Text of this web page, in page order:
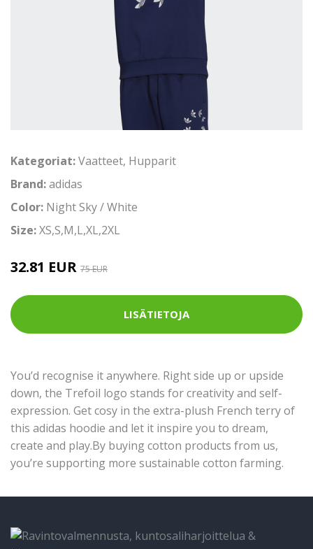
Kategoriat:Vaatteet, Hupparit
Brand:adidas
Color: Night Sky / White
Size:XS,S,M,L,XL,2XL
32.81 EUR 75 EUR
LISÄTIETOJA
You’d recognise it anywhere. Right side up or upside
down, the Trefoil logo stands for creativity and self-
expression. Get cosy in the extra-plush French terry of
this adidas hoodie and let it inspire you to dream,
create and play.By buying cotton products from us,
you’re supporting more sustainable cotton farming.